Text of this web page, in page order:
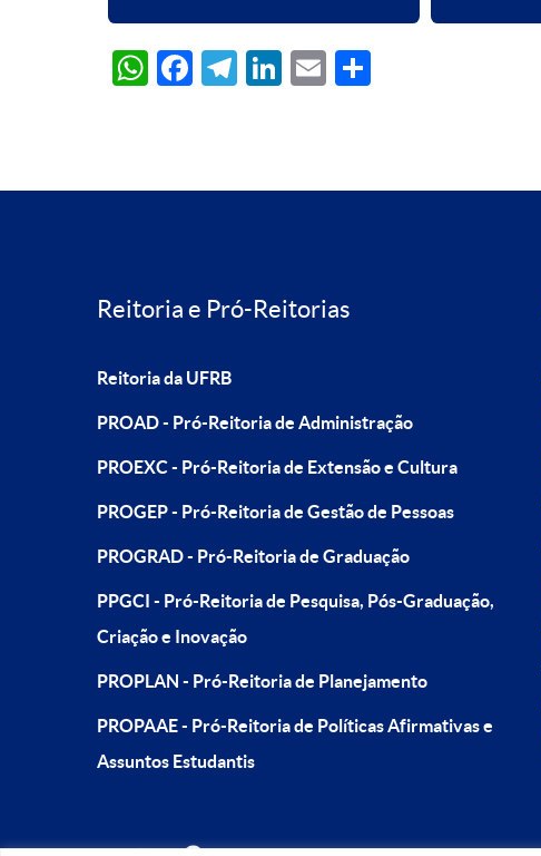
WhatsApp
Facebook
Telegram
LinkedIn
Email
Reitoria e Pró-Reitorias
Reitoria da UFRB
PROAD - Pró-Reitoria de Administração
PROEXC - Pró-Reitoria de Extensão e Cultura
PROGEP - Pró-Reitoria de Gestão de Pessoas
PROGRAD - Pró-Reitoria de Graduação
PPGCI - Pró-Reitoria de Pesquisa, Pós-Graduação,
Criação e Inovação
PROPLAN - Pró-Reitoria de Planejamento
PROPAAE - Pró-Reitoria de Políticas Afirmativas e
Assuntos Estudantis